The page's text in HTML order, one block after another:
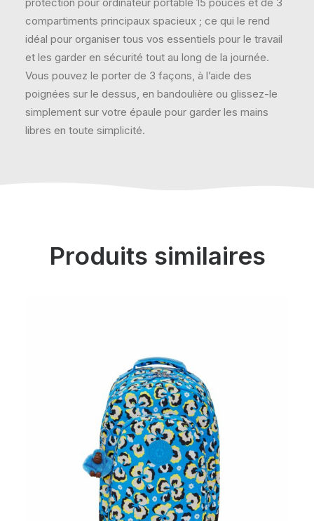
compartiments principaux spacieux ; ce qui le rend
idéal pour organiser tous vos essentiels pour le travail
et les garder en sécurité tout au long de la journée.
Vous pouvez le porter de 3 façons, à l’aide des
poignées sur le dessus, en bandoulière ou glissez-le
simplement sur votre épaule pour garder les mains
libres en toute simplicité.
Produits similaires